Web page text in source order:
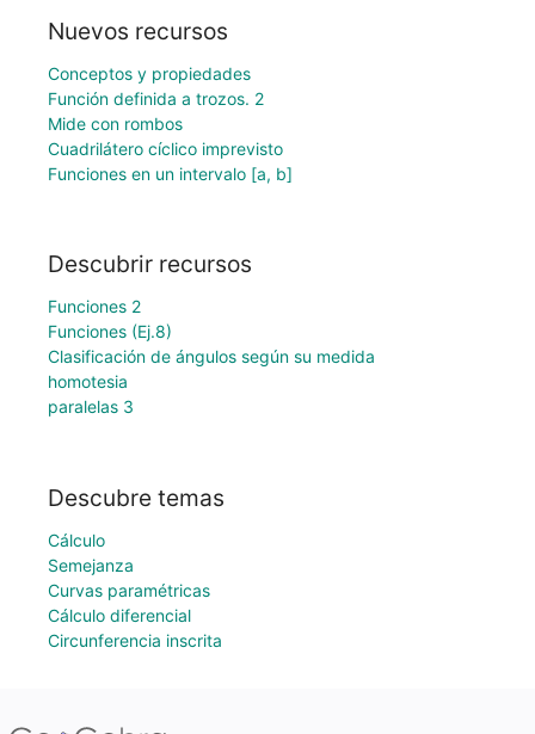
Nuevos recursos
Conceptos y propiedades
Función definida a trozos. 2
Mide con rombos
Cuadrilátero cíclico imprevisto
Funciones en un intervalo [a, b]
Descubrir recursos
Funciones 2
Funciones (Ej.8)
Clasificación de ángulos según su medida
homotesia
paralelas 3
Descubre temas
Cálculo
Semejanza
Curvas paramétricas
Cálculo diferencial
Circunferencia inscrita